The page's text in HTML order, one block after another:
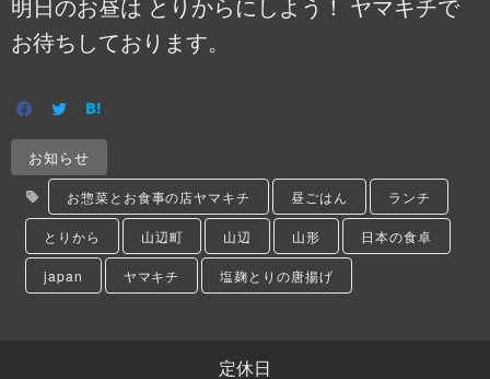
明日のお昼は とりからにしよう！ ヤマキチで
お待ちしております。
お知らせ
お惣菜とお食事の店ヤマキチ 昼ごはん ランチ
とりから 山辺町 山辺 山形 日本の食卓
japan ヤマキチ 塩麹とりの唐揚げ
定休日